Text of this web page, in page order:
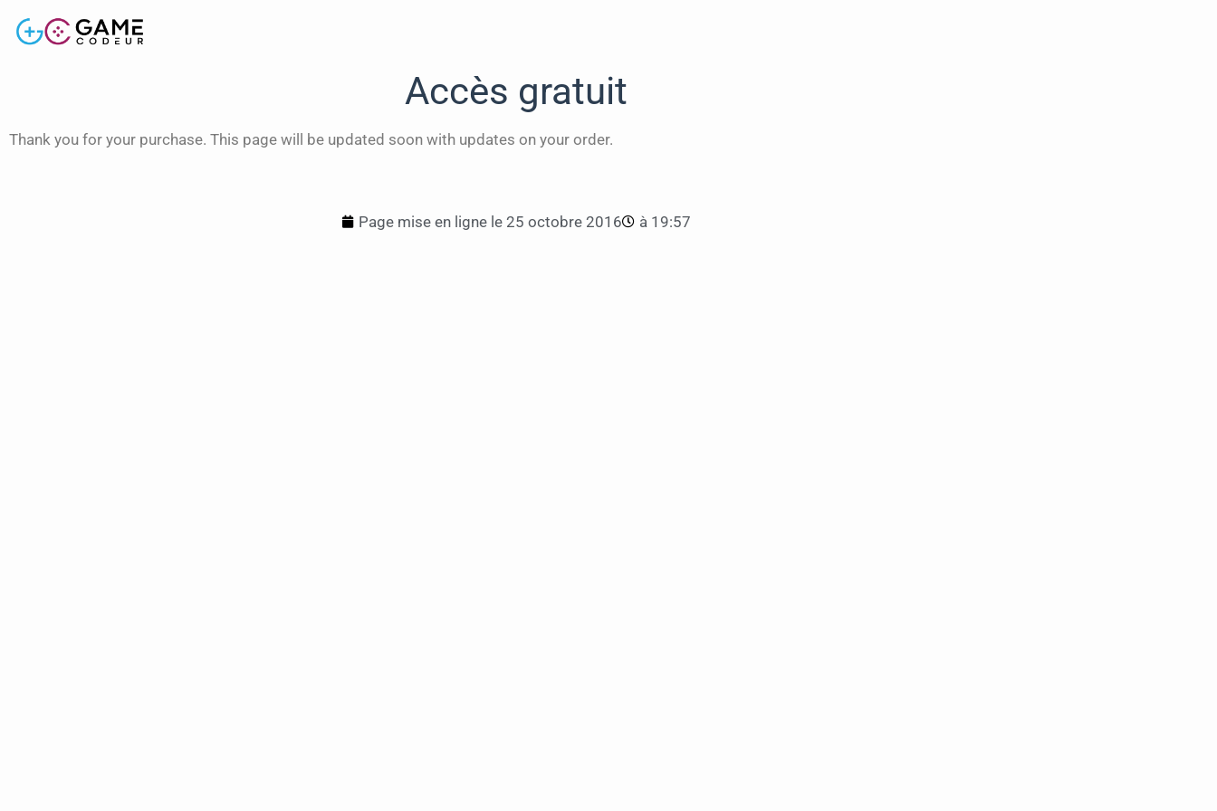
Accès gratuit
Thank you for your purchase. This page will be updated soon with updates on your order.
Page mise en ligne le 25 octobre 2016 à 19:57